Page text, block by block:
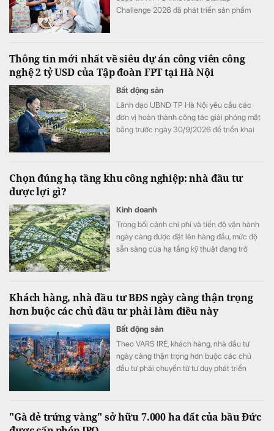
Challenge 2026 đã phát triển sản phẩm
Thông tin mới nhất về siêu dự án công viên công
nghệ 2 tỷ USD của Tập đoàn FPT tại Hà Nội
Bất động sản
Lãnh đạo UBND TP Hà Nội yêu cầu các
đơn vị hoàn thành công tác giải phóng mặt
bằng trước ngày 30/9/2026 để triển khai
Chọn đúng hạ tầng khu công nghiệp: nhà đầu tư
được lợi gì?
Kinh doanh
Trong bối cảnh chi phí và tiến độ vận hành
ngày càng được đặt lên hàng đầu, mức độ
sẵn sàng của hạ tầng kỹ thuật đang trở
Khách hàng, nhà đầu tư BĐS ngày càng thận trọng
hơn buộc các chủ đầu tư phải làm điều này
Bất động sản
Theo VARS IRE, khách hàng, nhà đầu tư
ngày càng thận trọng hơn buộc các chủ
đầu tư phải chuyển từ tư duy phát triển
"Gà đẻ trứng vàng" sở hữu 7.000 ha đất của bầu Đức